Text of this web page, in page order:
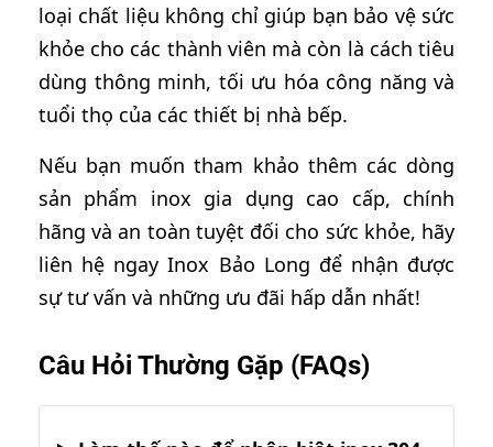
loại chất liệu không chỉ giúp bạn bảo vệ sức
khỏe cho các thành viên mà còn là cách tiêu
dùng thông minh, tối ưu hóa công năng và
tuổi thọ của các thiết bị nhà bếp.
Nếu bạn muốn tham khảo thêm các dòng
sản phẩm inox gia dụng cao cấp, chính
hãng và an toàn tuyệt đối cho sức khỏe, hãy
liên hệ ngay Inox Bảo Long để nhận được
sự tư vấn và những ưu đãi hấp dẫn nhất!
Câu Hỏi Thường Gặp (FAQs)